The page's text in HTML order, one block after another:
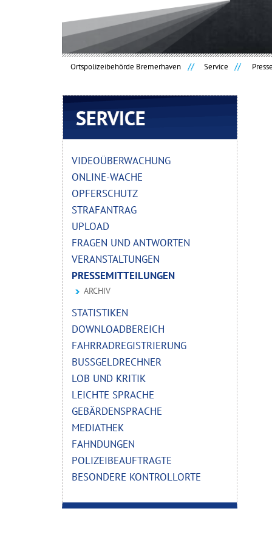
Ortspolizeibehörde Bremerhaven Service
Navigation
überspringen
VIDEOÜBERWACHUNG
ONLINE-WACHE
OPFERSCHUTZ
STRAFANTRAG
UPLOAD
FRAGEN UND ANTWORTEN
VERANSTALTUNGEN
PRESSEMITTEILUNGEN
ARCHIV
STATISTIKEN
DOWNLOADBEREICH
FAHRRADREGISTRIERUNG
BUSSGELDRECHNER
LOB UND KRITIK
LEICHTE SPRACHE
GEBÄRDENSPRACHE
MEDIATHEK
FAHNDUNGEN
POLIZEIBEAUFTRAGTE
BESONDERE KONTROLLORTE